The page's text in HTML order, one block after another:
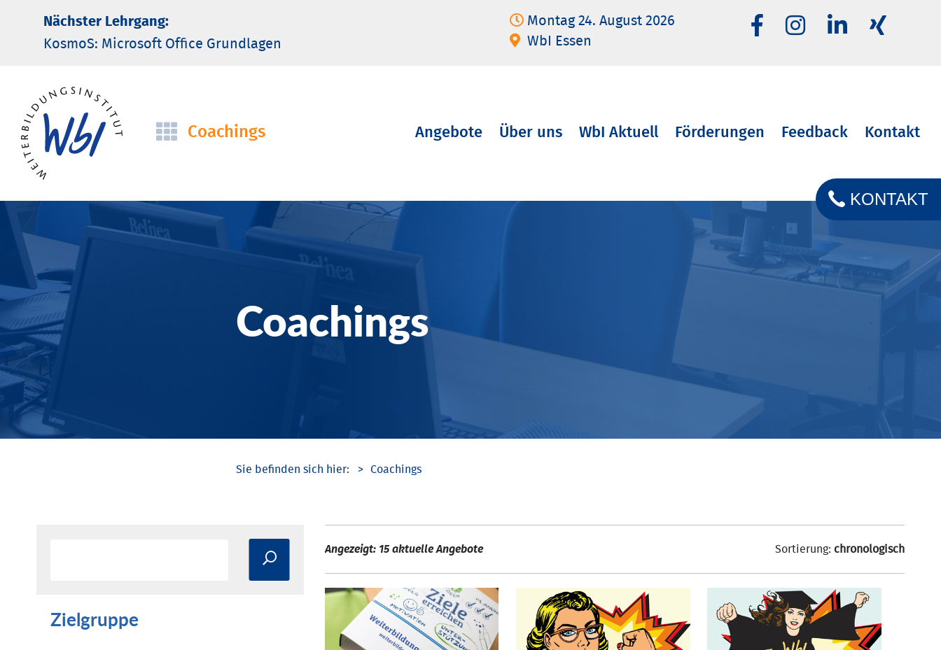
Nächster Lehrgang:
KosmoS: Microsoft Office Grund­lagen
Montag 24. August 2026
WbI Essen
Navigation
Coachings
Navigation
Angebote Über uns WbI Aktuell Förderungen Feedback Kontakt
Coachings
KONTAKT
Coachings
Zielgruppe
Angezeigt: 15 aktuelle Angebote Sortierung: chronologisch